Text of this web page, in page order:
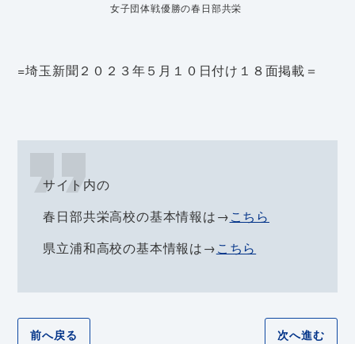
女子団体戦優勝の春日部共栄
=埼玉新聞２０２３年５月１０日付け１８面掲載＝
サイト内の
春日部共栄高校の基本情報は→こちら
県立浦和高校の基本情報は→こちら
前へ戻る 次へ進む